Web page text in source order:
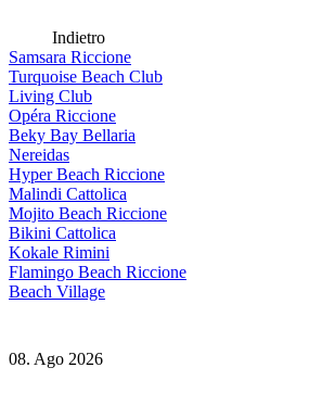
Indietro
Samsara Riccione
Turquoise Beach Club
Living Club
Opéra Riccione
Beky Bay Bellaria
Nereidas
Hyper Beach Riccione
Malindi Cattolica
Mojito Beach Riccione
Bikini Cattolica
Kokale Rimini
Flamingo Beach Riccione
Beach Village
08. Ago 2026